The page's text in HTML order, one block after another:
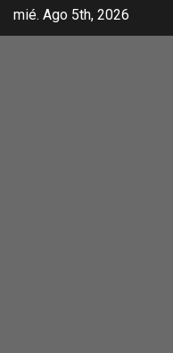
Skipmié. Ago 5th, 2026